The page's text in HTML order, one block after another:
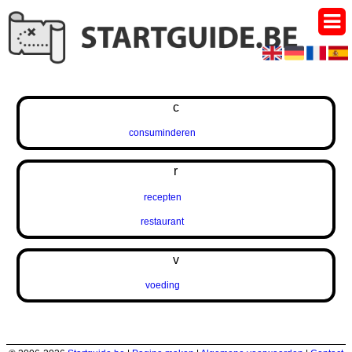
c
consuminderen
r
recepten
restaurant
v
voeding